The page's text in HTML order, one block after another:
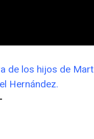
de los hijos de
Hernández.